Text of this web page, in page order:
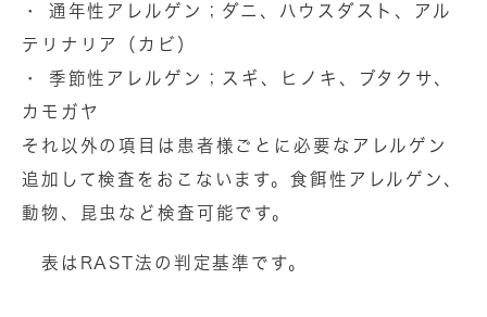
・ 通年性アレルゲン；ダニ、ハウスダスト、アル
テリナリア（カビ）
・ 季節性アレルゲン；スギ、ヒノキ、ブタクサ、
カモガヤ
それ以外の項目は患者様ごとに必要なアレルゲン
追加して検査をおこないます。食餌性アレルゲン、
動物、昆虫など検査可能です。
表はRAST法の判定基準です。